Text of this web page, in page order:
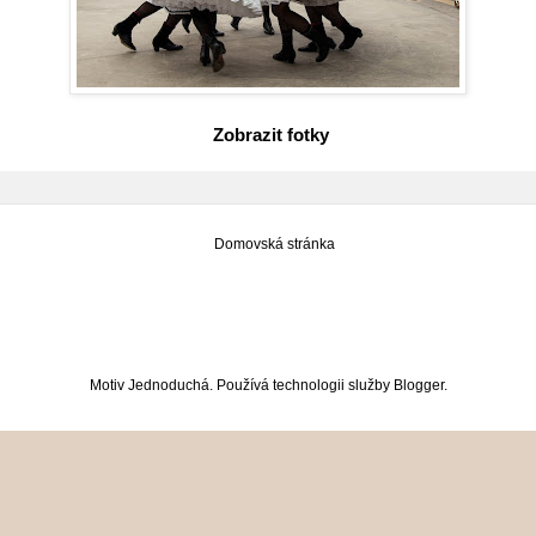
Zobrazit fotky
Domovská stránka
Motiv Jednoduchá. Používá technologii služby Blogger.